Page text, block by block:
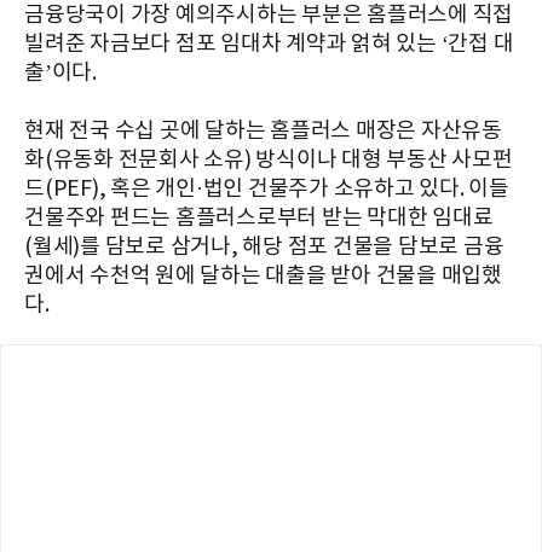
금융당국이 가장 예의주시하는 부분은 홈플러스에 직접
빌려준 자금보다 점포 임대차 계약과 얽혀 있는 ‘간접 대
출’이다.
현재 전국 수십 곳에 달하는 홈플러스 매장은 자산유동
화(유동화 전문회사 소유) 방식이나 대형 부동산 사모펀
드(PEF), 혹은 개인·법인 건물주가 소유하고 있다. 이들
건물주와 펀드는 홈플러스로부터 받는 막대한 임대료
(월세)를 담보로 삼거나, 해당 점포 건물을 담보로 금융
권에서 수천억 원에 달하는 대출을 받아 건물을 매입했
다.